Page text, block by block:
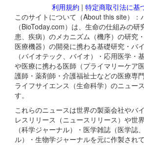
利用規約 | 特定商取引法に基
このサイトについて（About this site）：
（BioToday.com）は、生命の仕組みの
患、疾病）のメカニズム（機序）の研究
医療機器）の開発に携わる基礎研究・バ
（バイオテック、バイオ）・応用医学・
や医療に携わる医師（プライマリーケア
護師・薬剤師・介護福祉士などの医療専
ライフサイエンス（生命科学）のニュー
す。
これらのニュースは世界の製薬会社やバ
レスリリース（ニュースリリース）や世
（科学ジャーナル）・医学雑誌（医学誌
ル）・生物学ジャーナルを元に作製されて